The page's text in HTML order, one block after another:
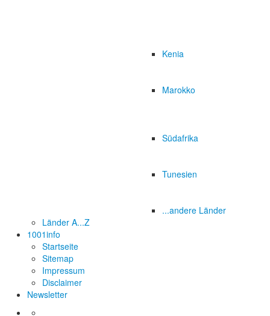
Kenia
Marokko
Südafrika
Tunesien
...andere Länder
Länder A...Z
1001info
Startseite
Sitemap
Impressum
Disclaimer
Newsletter